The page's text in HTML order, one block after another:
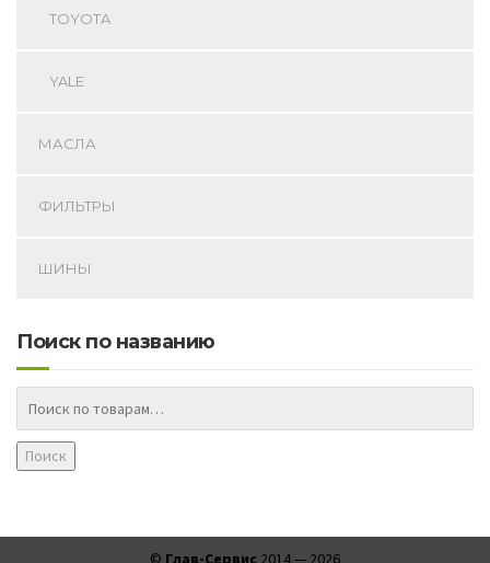
TOYOTA
YALE
МАСЛА
ФИЛЬТРЫ
ШИНЫ
Поиск по названию
Поиск
© Глав-Сервис 2014 — 2026